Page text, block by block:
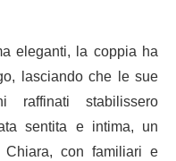
eleganti, la coppia ha
lasciando che le sue
stabilissero
sentita e intima, un
con familiari e